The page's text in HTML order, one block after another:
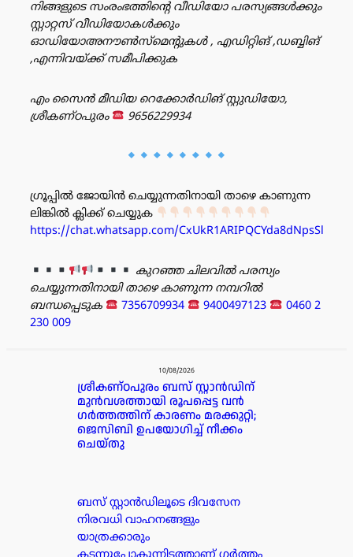
നിങ്ങളുടെ സംരംഭത്തിൻ്റെ വീഡിയോ പരസ്യങ്ങൾക്കും
സ്റ്റാറ്റസ് വീഡിയോകൾക്കും
ഓഡിയോഅനൗൺസ്‌മെന്റുകൾ , എഡിറ്റിങ് ,ഡബ്ബിങ്
,എന്നിവയ്ക്ക് സമീപിക്കുക
എം സൈൻ മീഡിയ റെക്കോർഡിങ് സ്റ്റുഡിയോ,
ശ്രീകണ്ഠപുരം
9656229934
ഗ്രൂപ്പിൽ ജോയിൻ ചെയ്യുന്നതിനായി താഴെ കാണുന്ന
ലിങ്കിൽ ക്ലിക്ക് ചെയ്യുക
https://chat.whatsapp.com/CxUkR1ARIPQCYda8dNpsSl
കുറഞ്ഞ ചിലവിൽ പരസ്യം
ചെയ്യുന്നതിനായി താഴെ കാണുന്ന നമ്പറിൽ
ബന്ധപ്പെടുക
7356709934 9400497123
0460 2
230 009
10/08/2026
ശ്രീകണ്ഠപുരം ബസ് സ്റ്റാൻഡിന്
മുൻവശത്തായി രൂപപ്പെട്ട വൻ
ഗർത്തത്തിന് കാരണം മരക്കുറ്റി;
ജെസിബി ഉപയോഗിച്ച് നീക്കം
ചെയ്തു
ബസ് സ്റ്റാൻഡിലൂടെ ദിവസേന
നിരവധി വാഹനങ്ങളും
യാത്രക്കാരും